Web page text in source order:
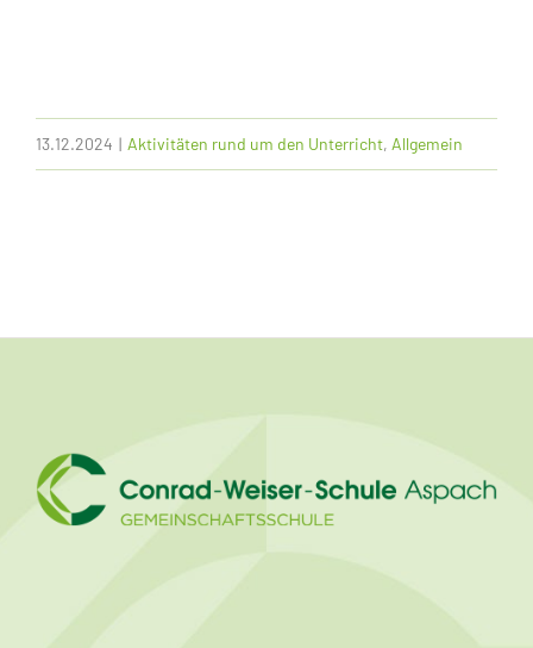
13.12.2024 | Aktivitäten rund um den Unterricht, Allgemein